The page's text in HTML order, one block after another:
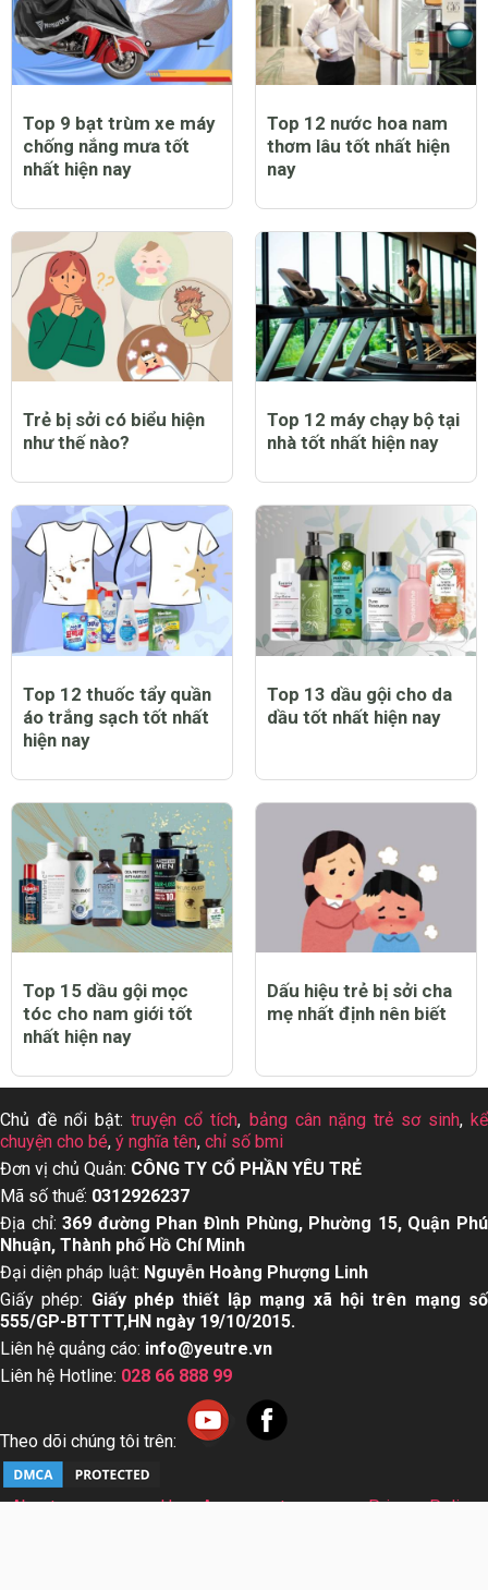
Top 9 bạt trùm xe máy
chống nắng mưa tốt
nhất hiện nay
Top 12 nước hoa nam
thơm lâu tốt nhất hiện
nay
Trẻ bị sởi có biểu hiện
như thế nào?
Top 12 máy chạy bộ tại
nhà tốt nhất hiện nay
Top 12 thuốc tẩy quần
áo trắng sạch tốt nhất
hiện nay
Top 13 dầu gội cho da
dầu tốt nhất hiện nay
Top 15 dầu gội mọc
tóc cho nam giới tốt
nhất hiện nay
Dấu hiệu trẻ bị sởi cha
mẹ nhất định nên biết
Chủ đề nổi bật:truyện cổ tích, bảng cân nặng trẻ sơ sinh,kể
chuyện cho bé, ý nghĩa tên, chỉ số bmi
Đơn vị chủ Quản: CÔNG TY CỔ PHẦN YÊU TRẺ
Mã số thuế: 0312926237
Địa chỉ:369 đường Phan Đình Phùng, Phường 15, Quận Phú
Nhuận, Thành phố Hồ Chí Minh
Đại diện pháp luật: Nguyễn Hoàng Phượng Linh
Giấy phép: Giấy phép thiết lập mạng xã hội trên mạng số
555/GP-BTTTT,HN ngày 19/10/2015.
Liên hệ quảng cáo: info@yeutre.vn
Liên hệ Hotline: 028 66 888 99
Theo dõi chúng tôi trên:
About us User Agreement
Privacy Policy